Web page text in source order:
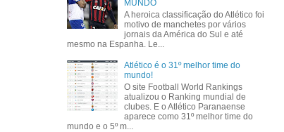
MUNDO
A heroica classificação do Atlético foi
motivo de manchetes por vários
jornais da América do Sul e até
mesmo na Espanha. Le...
Atlético é o 31º melhor time do
mundo!
O site Football World Rankings
atualizou o Ranking mundial de
clubes. E o Atlético Paranaense
aparece como 31º melhor time do
mundo e o 5º m...